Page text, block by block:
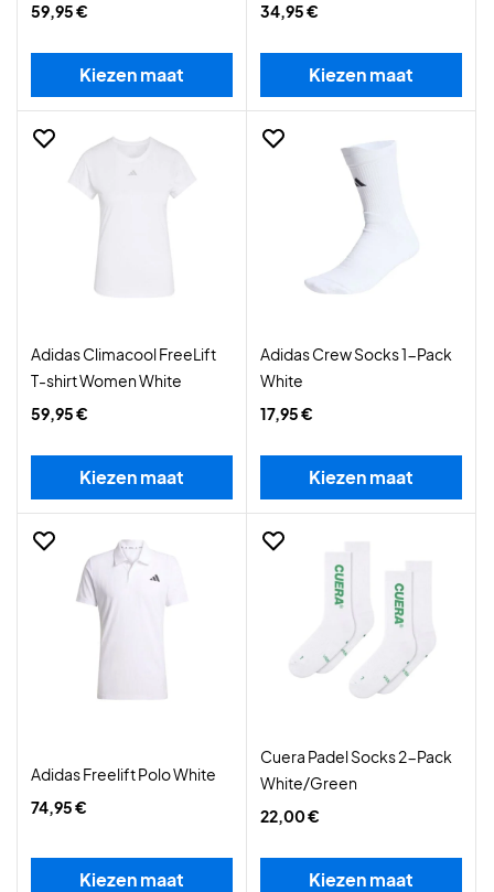
59,95 €
Kiezen maat
34,95 €
Kiezen maat
Adidas Climacool FreeLift
T-shirt Women White
59,95 €
Kiezen maat
Adidas Crew Socks 1-Pack
White
17,95 €
Kiezen maat
Adidas Freelift Polo White
74,95 €
Kiezen maat
Cuera Padel Socks 2-Pack
White/Green
22,00 €
Kiezen maat